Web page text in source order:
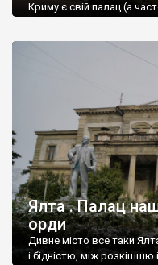
Криму є свій палац (а
Ялта . Палац
орди
Дивне місто все таки
і бідністю, між розкішшю